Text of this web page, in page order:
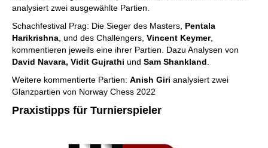
analysiert zwei ausgewählte Partien.
Schachfestival Prag: Die Sieger des Masters, Pentala
Harikrishna , und des Challengers, Vincent Keymer,
kommentieren jeweils eine ihrer Partien. Dazu Analysen von
David Navara, Vidit Gujrathi und Sam Shankland
Weitere kommentierte Partien: Anish Giri analysiert zwei
Glanzpartien von Norway Chess 2022
Praxistipps für Turnierspieler